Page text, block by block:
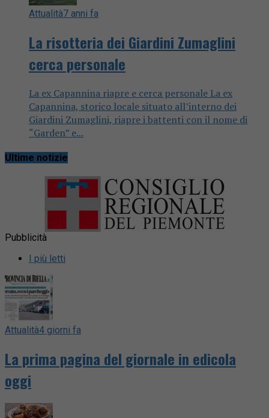
Attualità7 anni fa
La risotteria dei Giardini Zumaglini
cerca personale
La ex Capannina riapre e cerca personale La ex
Capannina, storico locale situato all’interno dei
Giardini Zumaglini, riapre i battenti con il nome di
“Garden” e...
Ultime notizie
Pubblicità
I più letti
Attualità4 giorni fa
La prima pagina del giornale in edicola
oggi